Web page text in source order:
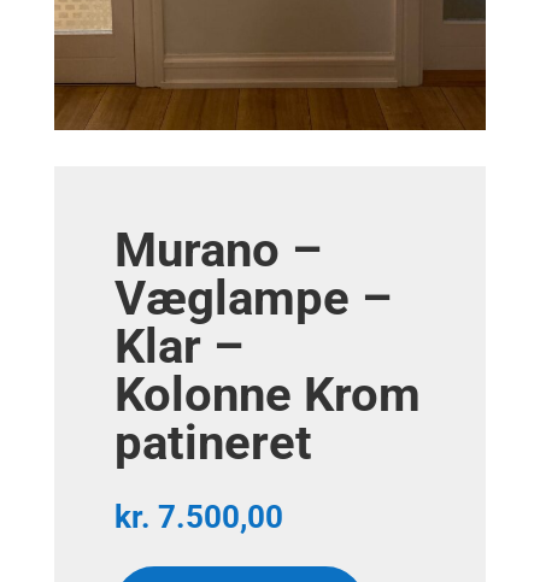
Murano –
Væglampe –
Klar –
Kolonne Krom
patineret
kr. 7.500,00